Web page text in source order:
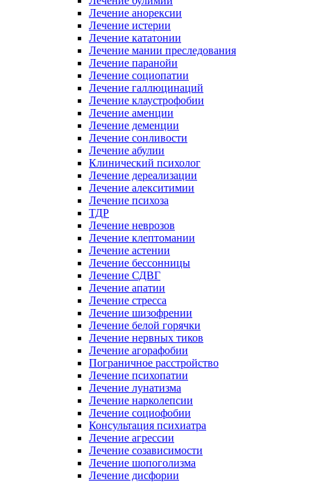
Лечение анорексии
Лечение истерии
Лечение кататонии
Лечение мании преследования
Лечение паранойи
Лечение социопатии
Лечение галлюцинаций
Лечение клаустрофобии
Лечение аменции
Лечение деменции
Лечение сонливости
Лечение абулии
Клинический психолог
Лечение дереализации
Лечение алекситимии
Лечение психоза
ТДР
Лечение неврозов
Лечение клептомании
Лечение астении
Лечение бессонницы
Лечение СДВГ
Лечение апатии
Лечение стресса
Лечение шизофрении
Лечение белой горячки
Лечение нервных тиков
Лечение агорафобии
Пограничное расстройство
Лечение психопатии
Лечение лунатизма
Лечение нарколепсии
Лечение социофобии
Консультация психиатра
Лечение агрессии
Лечение созависимости
Лечение шопоголизма
Лечение дисфории